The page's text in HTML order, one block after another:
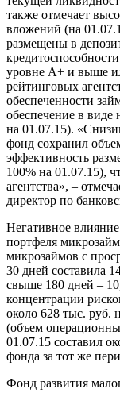
также отмечает
вложений (на
размещены в
уровне А+ и выше
рейтинговых
обеспеченности
обеспечение в
на 01.07.15).
фонд сохранил
эффективность
100% на 01.07.15),
агентства», –
директор по
Негативное
портфеля
микрозаймов с
30 дней составила
свыше 180 дней –
концентрации
около 628 тыс. руб.
(объем
01.07.15 составил
фонда за тот же
Фонд развития